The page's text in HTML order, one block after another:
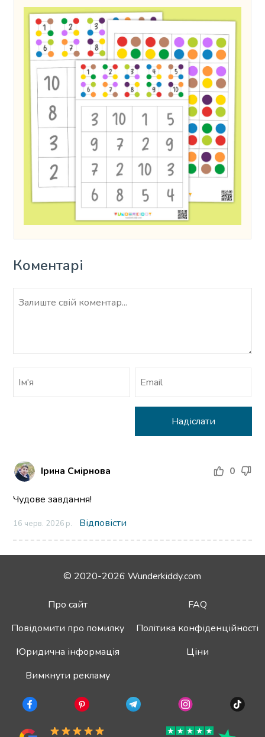
Коментарі
Ірина Смірнова 0
Чудове завдання!
16 черв. 2026 р. Відповісти
© 2020-2026 Wunderkiddy.com
Про сайт
FAQ
Повідомити про помилку
Політика конфіденційності
Юридична інформація
Ціни
Вимкнути рекламу